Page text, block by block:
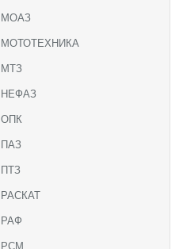
МОАЗ
МОТОТЕХНИКА
МТЗ
НЕФАЗ
ОПК
ПАЗ
ПТЗ
РАСКАТ
РАФ
РСМ